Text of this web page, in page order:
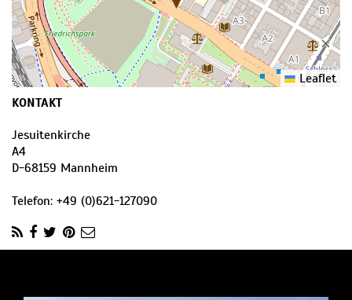
Leaflet
KONTAKT
Jesuitenkirche
A4
D-68159 Mannheim
Telefon: +49 (0)621-127090